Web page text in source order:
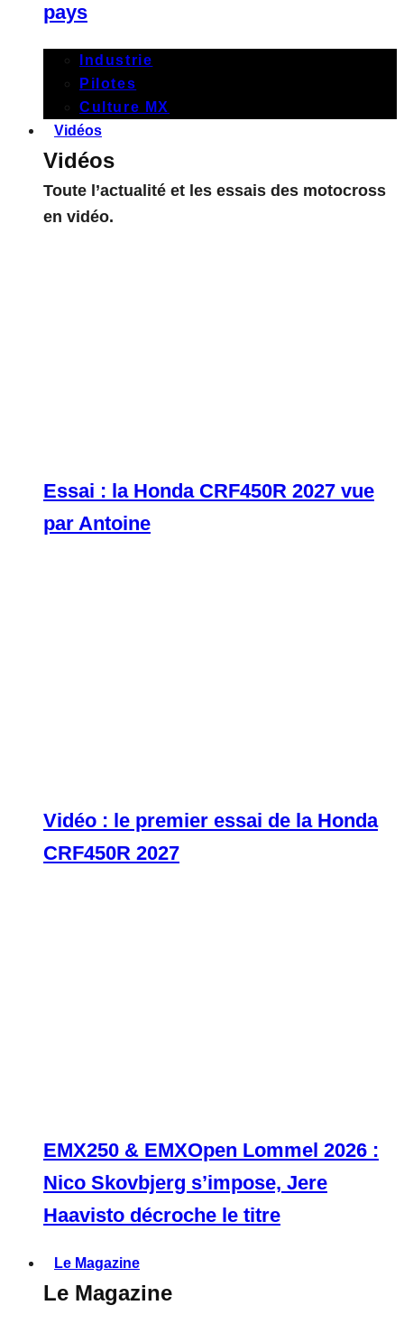
pays
Industrie
Pilotes
Culture MX
Vidéos
Vidéos
Toute l’actualité et les essais des motocross
en vidéo.
Essai : la Honda CRF450R 2027 vue
par Antoine
Vidéo : le premier essai de la Honda
CRF450R 2027
EMX250 & EMXOpen Lommel 2026 :
Nico Skovbjerg s’impose, Jere
Haavisto décroche le titre
Le Magazine
Le Magazine